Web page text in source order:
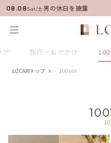
08.08Sat/土
就任！いい男の休日を披露
ア 旅行・おでかけ
LOCARIトップ 100yen